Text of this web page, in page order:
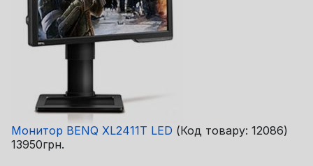
Монитор BENQ XL2411T LED (Код товару: 12086)
13950грн.